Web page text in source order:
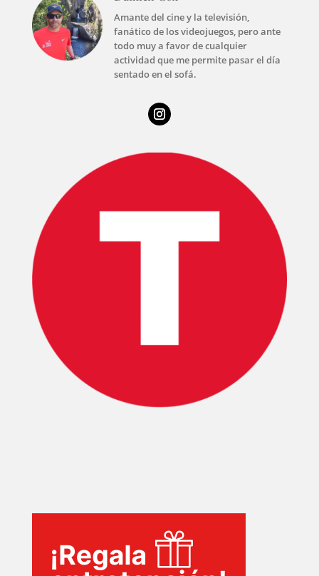
Amante del cine y la televisión,
fanático de los videojuegos, pero ante
todo muy a favor de cualquier
actividad que me permite pasar el día
sentado en el sofá.